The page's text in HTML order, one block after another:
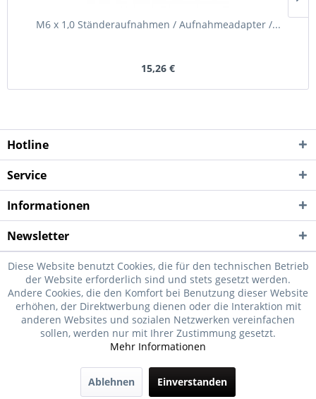
M6 x 1,0 Ständeraufnahmen / Aufnahmeadapter /...
15,26 €
Hotline
Service
Informationen
Newsletter
Diese Website benutzt Cookies, die für den technischen Betrieb
der Website erforderlich sind und stets gesetzt werden.
Andere Cookies, die den Komfort bei Benutzung dieser Website
erhöhen, der Direktwerbung dienen oder die Interaktion mit
anderen Websites und sozialen Netzwerken vereinfachen
sollen, werden nur mit Ihrer Zustimmung gesetzt.
Mehr Informationen
Ablehnen Einverstanden